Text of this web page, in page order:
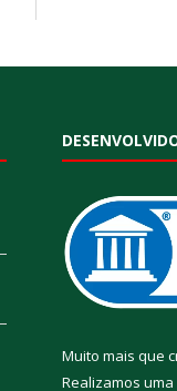
Muito mais que
Realizamos uma